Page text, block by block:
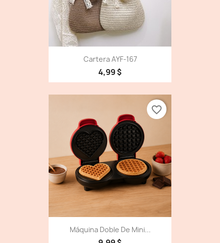
Cartera AYF-167
4,99 $
Máquina Doble De Mini...
favorite_border